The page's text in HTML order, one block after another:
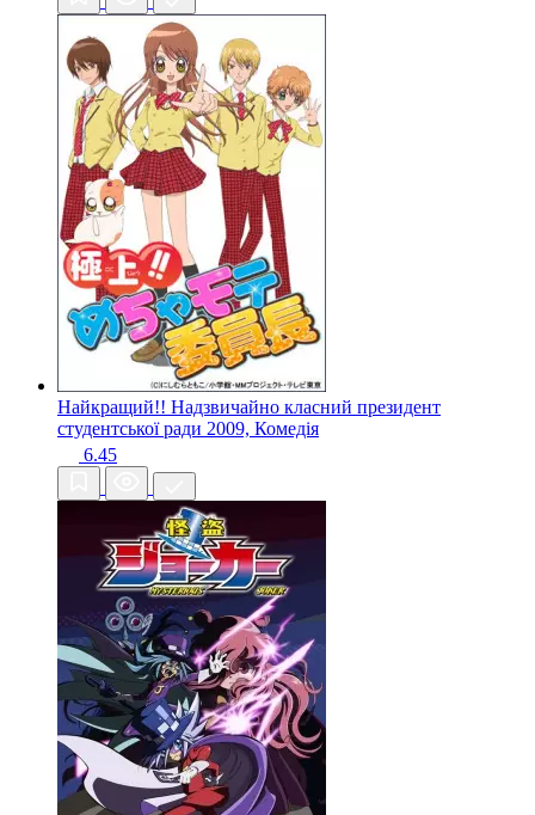
Найкращий!! Надзвичайно класний президент
студентської ради 2009, Комедія
6.45